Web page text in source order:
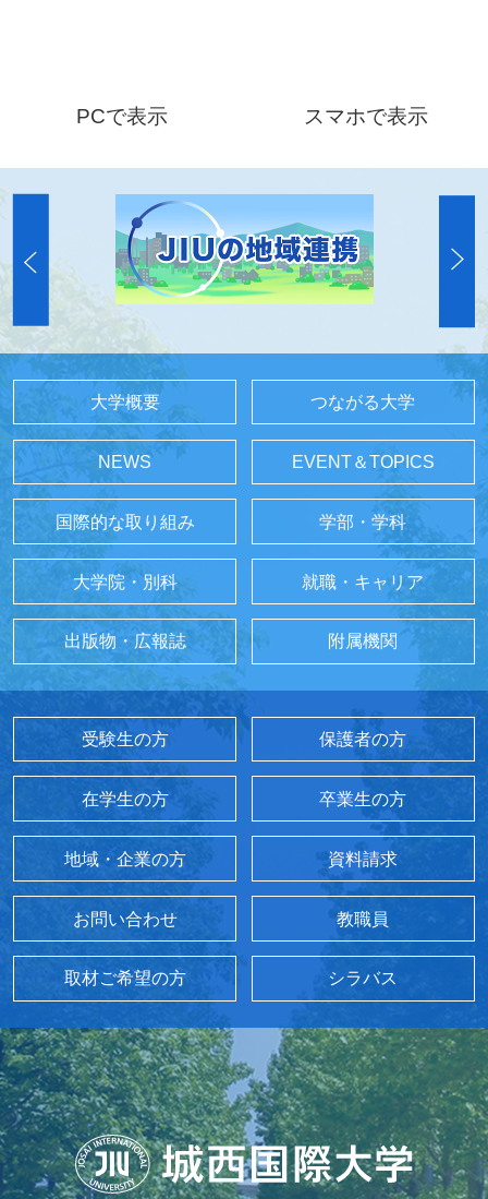
PCで表示 スマホで表示
大学概要 つながる大学
NEWS EVENT＆TOPICS
国際的な取り組み 学部・学科
大学院・別科 就職・キャリア
出版物・広報誌 附属機関
受験生の方 保護者の方
在学生の方 卒業生の方
地域・企業の方 資料請求
お問い合わせ 教職員
取材ご希望の方 シラバス